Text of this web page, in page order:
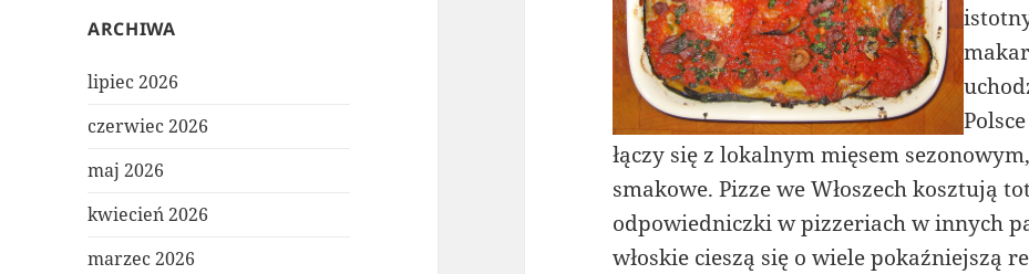
ARCHIWA
lipiec 2026
czerwiec 2026
maj 2026
kwiecień 2026
marzec 2026
łączy się z lokalnym mięsem
smakowe. Pizze we Włoszech kosztują
odpowiedniczki w pizzeriach w innych
włoskie cieszą się o wiele pokaźniejszą